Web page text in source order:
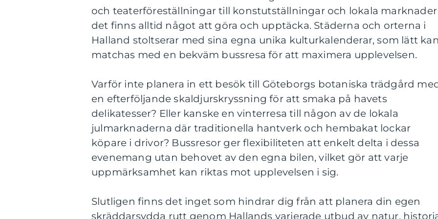
och teaterföreställningar till konstutställningar och lokala marknader
det finns alltid något att göra och upptäcka. Städerna och orterna i
Halland stoltserar med sina egna unika kulturkalenderar, som lätt kan
matchas med en bekväm bussresa för att maximera upplevelsen.
Varför inte planera in ett besök till Göteborgs botaniska trädgård
en efterföljande skaldjurskryssning för att smaka på havets
delikatesser? Eller kanske en vinterresa till någon av de lokala
julmarknaderna där traditionella hantverk och hembakat lockar
köpare i drivor? Bussresor ger flexibiliteten att enkelt delta i dessa
evenemang utan behovet av den egna bilen, vilket gör att varje
uppmärksamhet kan riktas mot upplevelsen i sig.
Slutligen finns det inget som hindrar dig från att planera din egen
skräddarsydda rutt genom Hallands varierade utbud av natur,